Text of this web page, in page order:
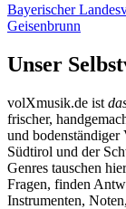
Bayerischer
Geisenbrunn
Unser
volXmusik.de ist
frischer,
und bodenständiger
Südtirol und der
Genres tauschen
Fragen, finden
Instrumenten,